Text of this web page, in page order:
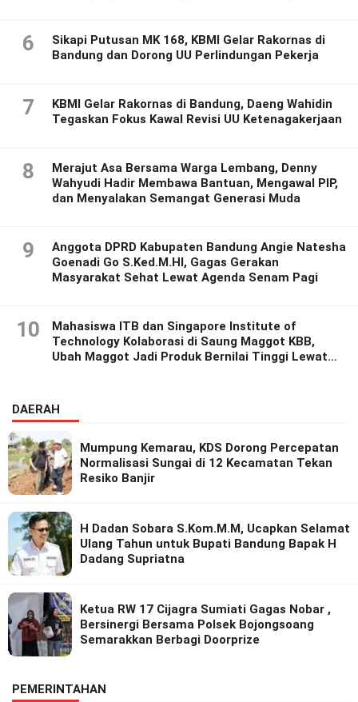
6
Sikapi Putusan MK 168, KBMI Gelar Rakornas di
Bandung dan Dorong UU Perlindungan Pekerja
7
KBMI Gelar Rakornas di Bandung, Daeng Wahidin
Tegaskan Fokus Kawal Revisi UU Ketenagakerjaan
8
Merajut Asa Bersama Warga Lembang, Denny
Wahyudi Hadir Membawa Bantuan, Mengawal PIP,
dan Menyalakan Semangat Generasi Muda
9
Anggota DPRD Kabupaten Bandung Angie Natesha
Goenadi Go S.Ked.M.HI, Gagas Gerakan
Masyarakat Sehat Lewat Agenda Senam Pagi
10
Mahasiswa ITB dan Singapore Institute of
Technology Kolaborasi di Saung Maggot KBB,
Ubah Maggot Jadi Produk Bernilai Tinggi Lewat
DAERAH
Mumpung Kemarau, KDS Dorong Percepatan
Normalisasi Sungai di 12 Kecamatan Tekan
Resiko Banjir
H Dadan Sobara S.Kom.M.M, Ucapkan Selamat
Ulang Tahun untuk Bupati Bandung Bapak H
Dadang Supriatna
Ketua RW 17 Cijagra Sumiati Gagas Nobar ,
Bersinergi Bersama Polsek Bojongsoang
Semarakkan Berbagi Doorprize
PEMERINTAHAN